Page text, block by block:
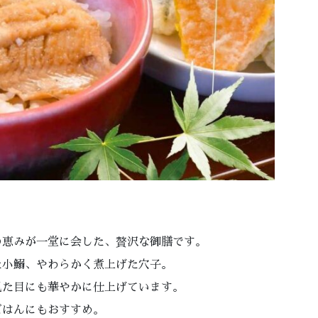
が一堂に会した、贅沢な御膳です。
鰯、やわらかく煮上げた穴子。
目にも華やかに仕上げています。
んにもおすすめ。